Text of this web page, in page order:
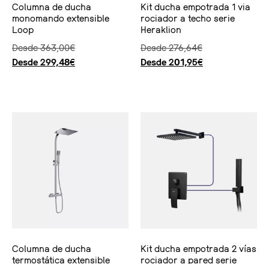
Columna de ducha
monomando extensible
Loop
Desde363,00€
Desde 299,48€
Kit ducha empotrada 1 via
rociador a techo serie
Heraklion
Desde276,64€
Desde 201,95€
Columna de ducha
termostática extensible
Kit ducha empotrada 2 vías
rociador a pared serie